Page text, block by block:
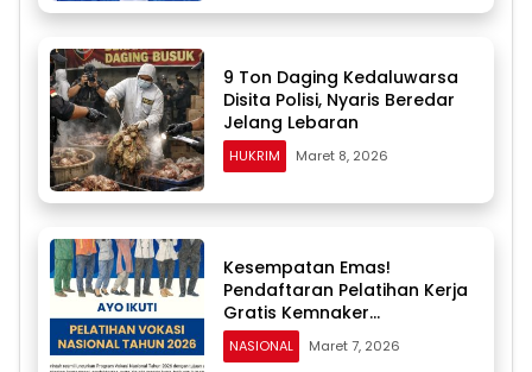
9 Ton Daging Kedaluwarsa
Disita Polisi, Nyaris Beredar
Jelang Lebaran
HUKRIM Maret 8, 2026
Kesempatan Emas!
Pendaftaran Pelatihan Kerja
Gratis Kemnaker
Diperpanjang hingga 24
Maret, Kuota 20 Ribu Peserta
NASIONAL Maret 7, 2026